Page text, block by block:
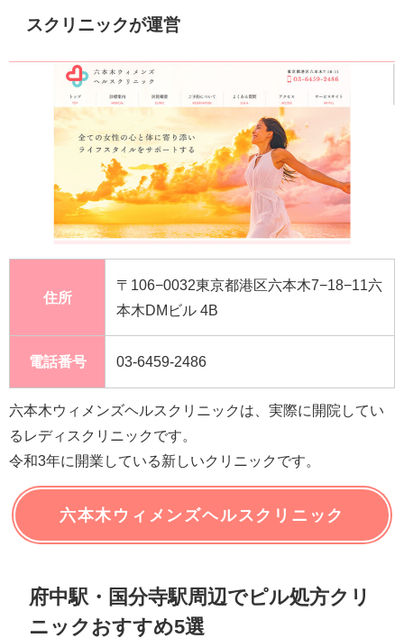
スクリニックが運営
住所
〒106−0032東京都港区六本木7−18−11六
本木DMビル 4B
電話番号 03-6459-2486
六本木ウィメンズヘルスクリニックは、実際に開院してい
るレディスクリニックです。
令和3年に開業している新しいクリニックです。
六本木ウィメンズヘルスクリニック
府中駅・国分寺駅周辺でピル処方クリ
ニックおすすめ5選